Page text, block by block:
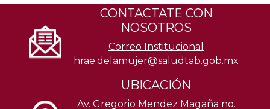
CONTACTATE CON
NOSOTROS
Correo Institucional
hrae.delamujer@saludtab.gob.mx
UBICACIÓN
Av. Gregorio Mendez Magaña no.